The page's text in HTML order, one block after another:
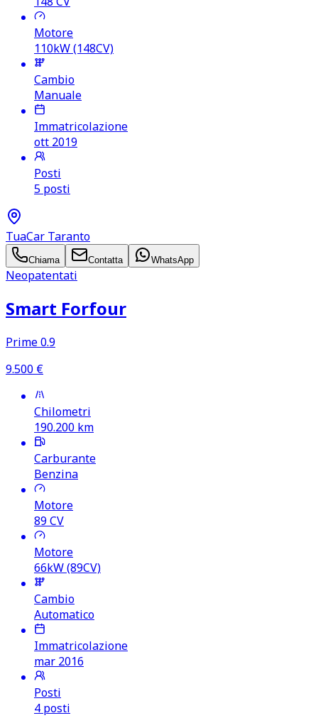
Motore
110kW (148CV)
Cambio
Manuale
Immatricolazione
ott 2019
Posti
5 posti
TuaCar Taranto
Chiama Contatta WhatsApp
Neopatentati
Smart Forfour
Prime 0.9
9.500 €
Chilometri
190.200 km
Carburante
Benzina
Motore
89CV
Motore
66kW (89CV)
Cambio
Automatico
Immatricolazione
mar 2016
Posti
4 posti